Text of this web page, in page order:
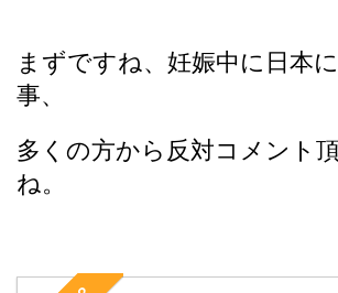
まずですね、妊娠中に日本
事、
多くの方から反対コメント
ね。